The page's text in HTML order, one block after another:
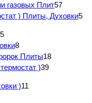
газовых Плит57
) Плиты, Духовки5
5
8
Плиты18
)39
)11